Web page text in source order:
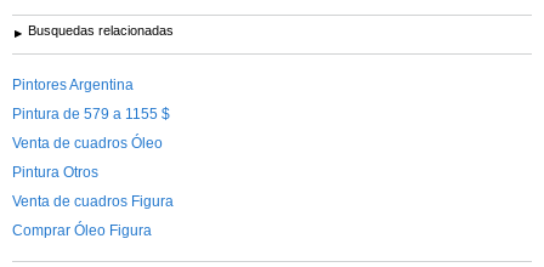
Busquedas relacionadas
Pintores Argentina
Pintura de 579 a 1155 $
Venta de cuadros Óleo
Pintura Otros
Venta de cuadros Figura
Comprar Óleo Figura